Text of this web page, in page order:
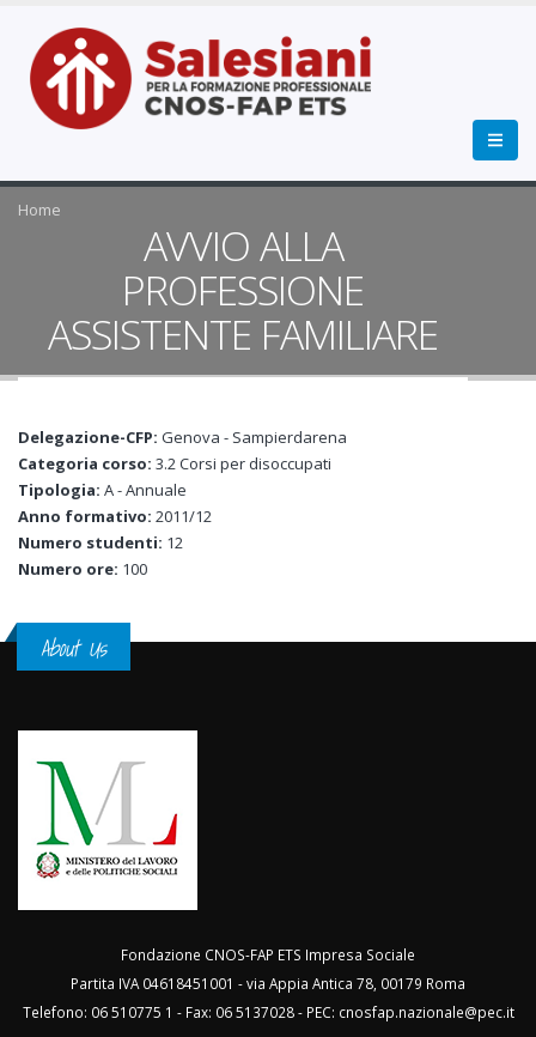
Home
AVVIO ALLA
PROFESSIONE
ASSISTENTE FAMILIARE
Delegazione-CFP: Genova - Sampierdarena
Categoria corso: 3.2 Corsi per disoccupati
Tipologia: A - Annuale
Anno formativo: 2011/12
Numero studenti: 12
Numero ore: 100
About Us
Fondazione CNOS-FAP ETS Impresa Sociale
Partita IVA 04618451001 - via Appia Antica 78, 00179 Roma
Telefono: 06 510775 1 - Fax: 06 5137028 - PEC: cnosfap.nazionale@pec.it